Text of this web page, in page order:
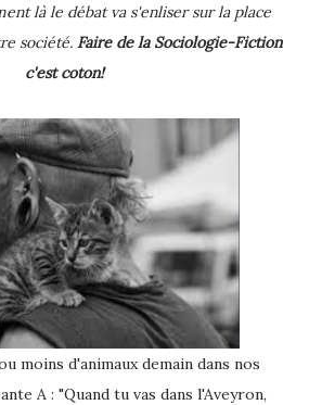
société. Faire de la Sociologie-Fiction
c'est coton!
A : "Quand tu vas dans l'Aveyron,